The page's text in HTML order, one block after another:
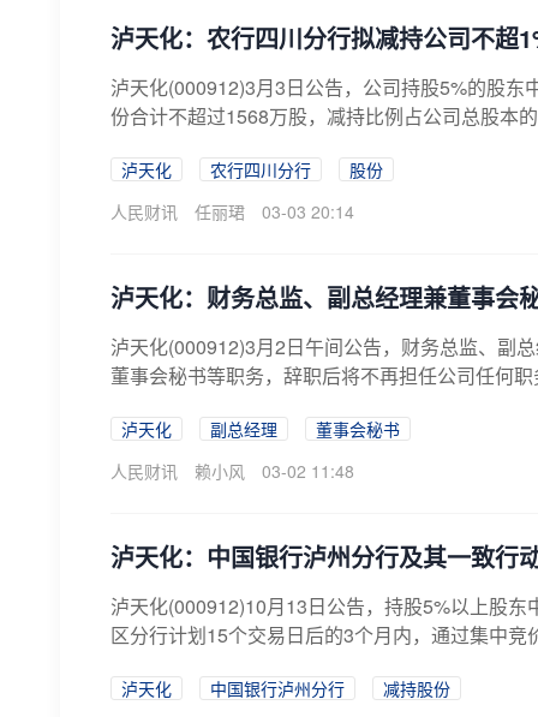
泸天化：农行四川分行拟减持公司不超
泸天化(000912)3月3日公告，公司持股5%的股
份合计不超过1568万股，减持比例占公司总股本
泸天化 农行四川分行
股份
人民财讯
任丽珺 03-03 20:14
泸天化：财务总监、副总经理兼董事会
泸天化(000912)3月2日午间公告，财务总监、副
董事会秘书等职务，辞职后将不再担任公司任何
泸天化 副总经理
董事会秘书
人民财讯
赖小风 03-02 11:48
泸天化：中国银行泸州分行及其一致行
泸天化(000912)10月13日公告，持股5%以上股
区分行计划15个交易日后的3个月内，通过集中
泸天化 中国银行泸州分行
减持股份